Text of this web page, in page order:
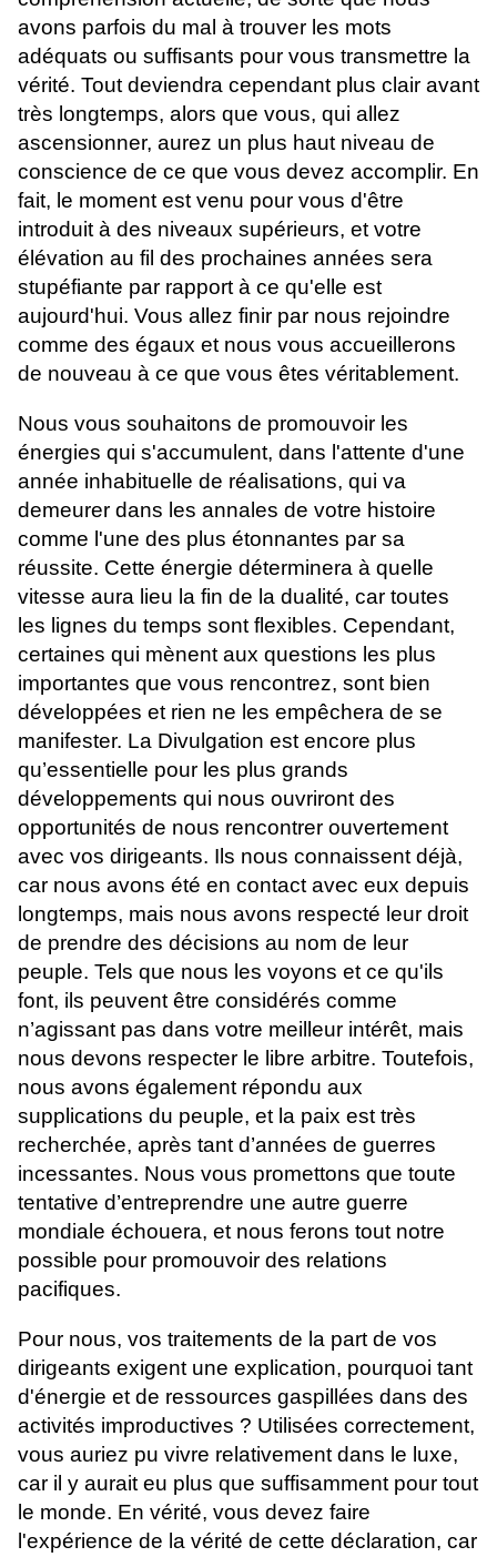
avons parfois du mal à trouver les mots
adéquats ou suffisants pour vous transmettre la
vérité. Tout deviendra cependant plus clair avant
très longtemps, alors que vous, qui allez
ascensionner, aurez un plus haut niveau de
conscience de ce que vous devez accomplir. En
fait, le moment est venu pour vous d'être
introduit à des niveaux supérieurs, et votre
élévation au fil des prochaines années sera
stupéfiante par rapport à ce qu'elle est
aujourd'hui. Vous allez finir par nous rejoindre
comme des égaux et nous vous accueillerons
de nouveau à ce que vous êtes véritablement.
Nous vous souhaitons de promouvoir les
énergies qui s'accumulent, dans l'attente d'une
année inhabituelle de réalisations, qui va
demeurer dans les annales de votre histoire
comme l'une des plus étonnantes par sa
réussite. Cette énergie déterminera à quelle
vitesse aura lieu la fin de la dualité, car toutes
les lignes du temps sont flexibles. Cependant,
certaines qui mènent aux questions les plus
importantes que vous rencontrez, sont bien
développées et rien ne les empêchera de se
manifester. La Divulgation est encore plus
qu’essentielle pour les plus grands
développements qui nous ouvriront des
opportunités de nous rencontrer ouvertement
avec vos dirigeants. Ils nous connaissent déjà,
car nous avons été en contact avec eux depuis
longtemps, mais nous avons respecté leur droit
de prendre des décisions au nom de leur
peuple. Tels que nous les voyons et ce qu'ils
font, ils peuvent être considérés comme
n’agissant pas dans votre meilleur intérêt, mais
nous devons respecter le libre arbitre. Toutefois,
nous avons également répondu aux
supplications du peuple, et la paix est très
recherchée, après tant d’années de guerres
incessantes. Nous vous promettons que toute
tentative d’entreprendre une autre guerre
mondiale échouera, et nous ferons tout notre
possible pour promouvoir des relations
pacifiques.
Pour nous, vos traitements de la part de vos
dirigeants exigent une explication, pourquoi tant
d'énergie et de ressources gaspillées dans des
activités improductives ? Utilisées correctement,
vous auriez pu vivre relativement dans le luxe,
car il y aurait eu plus que suffisamment pour tout
le monde. En vérité, vous devez faire
l'expérience de la vérité de cette déclaration, car